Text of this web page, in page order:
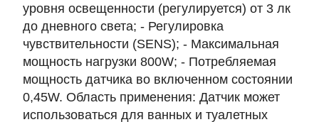
уровня освещенности (регулируется) от 3 лк
до дневного света; - Регулировка
чувствительности (SENS); - Максимальная
мощность нагрузки 800W; - Потребляемая
мощность датчика во включенном состоянии
0,45W. Область применения: Датчик может
использоваться для ванных и туалетных